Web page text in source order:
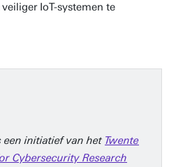
IoT-systemen te
een initiatief van het Twente
Cybersecurity Research